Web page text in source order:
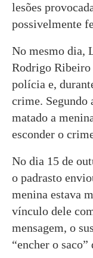
lesões
possivelmente
No mesmo dia,
Rodrigo Ribeiro
polícia e,
crime.
matado a
esconder o
No dia 15 de
o padrasto
menina estava
vínculo dele
mensagem, o
“encher o